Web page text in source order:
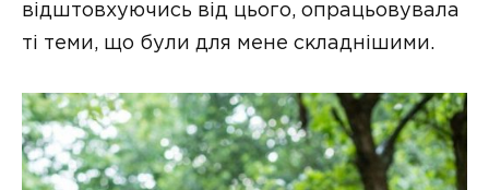
відштовхуючись від цього, опрацьовувала
ті теми, що були для мене складнішими.